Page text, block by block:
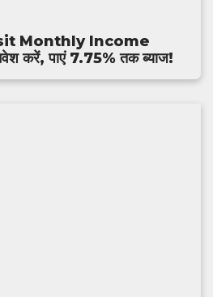
Monthly Income
करें, पाएं 7.75% तक ब्याज!